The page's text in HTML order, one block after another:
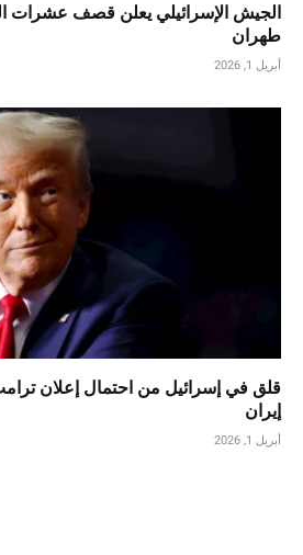
الجيش الإسرائيلي يعلن قصف عشرات
طهران
أبريل 1, 2026
قلق في إسرائيل من احتمال إعلان
إيران
أبريل 1, 2026